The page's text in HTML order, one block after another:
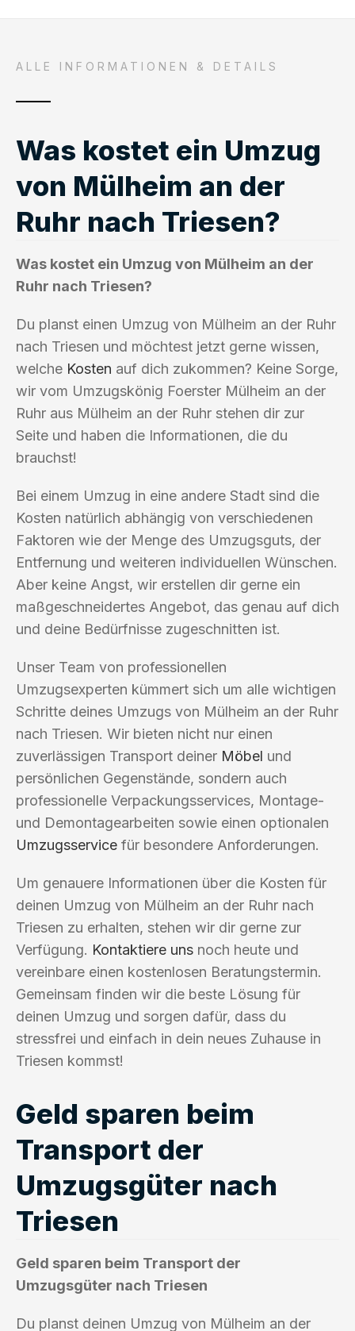
ALLE INFORMATIONEN & DETAILS
Was kostet ein Umzug
von Mülheim an der
Ruhr nach Triesen?
Was kostet ein Umzug von Mülheim an der
Ruhr nach Triesen?
Du planst einen Umzug von Mülheim an der Ruhr
nach Triesen und möchtest jetzt gerne wissen,
welche Kosten auf dich zukommen? Keine Sorge,
wir vom Umzugskönig Foerster Mülheim an der
Ruhr aus Mülheim an der Ruhr stehen dir zur
Seite und haben die Informationen, die du
brauchst!
Bei einem Umzug in eine andere Stadt sind die
Kosten natürlich abhängig von verschiedenen
Faktoren wie der Menge des Umzugsguts, der
Entfernung und weiteren individuellen Wünschen.
Aber keine Angst, wir erstellen dir gerne ein
maßgeschneidertes Angebot, das genau auf dich
und deine Bedürfnisse zugeschnitten ist.
Unser Team von professionellen
Umzugsexperten kümmert sich um alle wichtigen
Schritte deines Umzugs von Mülheim an der Ruhr
nach Triesen. Wir bieten nicht nur einen
zuverlässigen Transport deiner Möbel und
persönlichen Gegenstände, sondern auch
professionelle Verpackungsservices, Montage-
und Demontagearbeiten sowie einen optionalen
Umzugsservice für besondere Anforderungen.
Um genauere Informationen über die Kosten für
deinen Umzug von Mülheim an der Ruhr nach
Triesen zu erhalten, stehen wir dir gerne zur
Verfügung. Kontaktiere uns noch heute und
vereinbare einen kostenlosen Beratungstermin.
Gemeinsam finden wir die beste Lösung für
deinen Umzug und sorgen dafür, dass du
stressfrei und einfach in dein neues Zuhause in
Triesen kommst!
Geld sparen beim
Transport der
Umzugsgüter nach
Triesen
Geld sparen beim Transport der
Umzugsgüter nach Triesen
Du planst deinen Umzug von Mülheim an der